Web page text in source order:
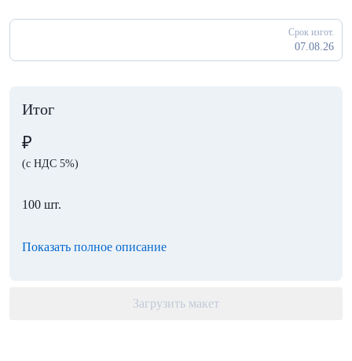
Срок изгот.
07.08.26
Итог
₽
(с НДС 5%)
100 шт.
Показать полное описание
Загрузить макет